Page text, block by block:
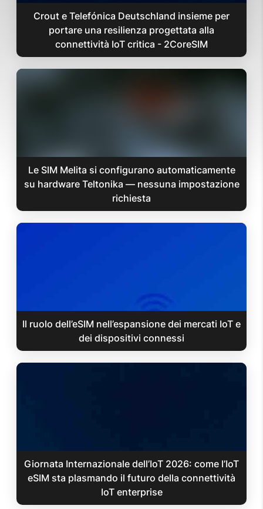
Crout e Telefónica Deutschland insieme per
portare una resilienza progettata alla
connettività IoT critica - 2CoreSIM
Le SIM Melita si configurano automaticamente
su hardware Teltonika — nessuna impostazione
richiesta
Il ruolo dell’eSIM nell’espansione dei mercati IoT e
dei dispositivi connessi
Giornata Internazionale dell’IoT 2026: come l’IoT
eSIM sta plasmando il futuro della connettività
IoT enterprise